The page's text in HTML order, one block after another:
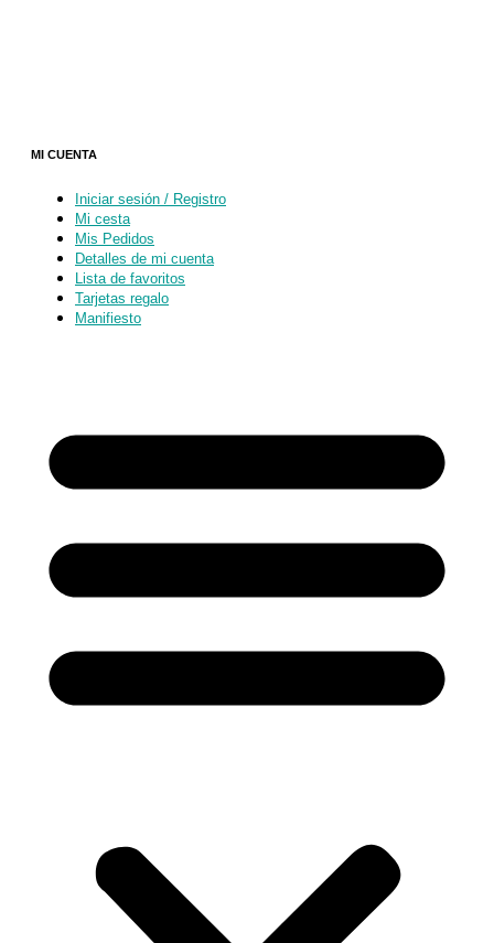
MI CUENTA
Iniciar sesión / Registro
Mi cesta
Mis Pedidos
Detalles de mi cuenta
Lista de favoritos
Tarjetas regalo
Manifiesto